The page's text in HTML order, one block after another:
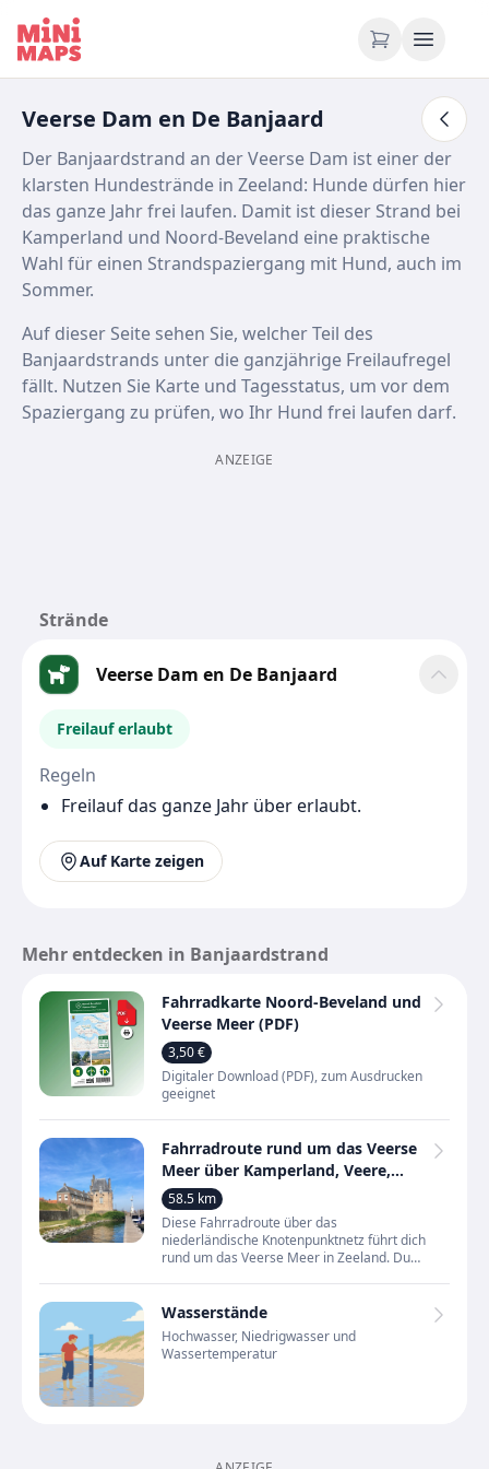
Zum Inhalt springen
Veerse Dam en De Banjaard
Der Banjaardstrand an der Veerse Dam ist einer der
klarsten Hundestrände in Zeeland: Hunde dürfen hier
das ganze Jahr frei laufen. Damit ist dieser Strand bei
Kamperland und Noord-Beveland eine praktische
Wahl für einen Strandspaziergang mit Hund, auch im
Sommer.
Auf dieser Seite sehen Sie, welcher Teil des
Banjaardstrands unter die ganzjährige Freilaufregel
fällt. Nutzen Sie Karte und Tagesstatus, um vor dem
Spaziergang zu prüfen, wo Ihr Hund frei laufen darf.
ANZEIGE
Strände
Veerse Dam en De Banjaard
Freilauf erlaubt
Regeln
Freilauf das ganze Jahr über erlaubt.
Auf Karte zeigen
Mehr entdecken in Banjaardstrand
Fahrradkarte Noord-Beveland und
Veerse Meer (PDF)
3,50 €
Digitaler Download (PDF), zum Ausdrucken
geeignet
Fahrradroute rund um das Veerse
Meer über Kamperland, Veere,
Vrouwenpolder und
Wolphaartsdijk
58.5 km
Diese Fahrradroute über das
niederländische Knotenpunktnetz führt dich
rund um das Veerse Meer in Zeeland. Du
Wasserstände
Hochwasser, Niedrigwasser und
Wassertemperatur